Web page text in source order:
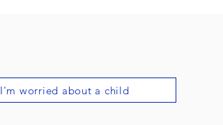
I'm worried about a child